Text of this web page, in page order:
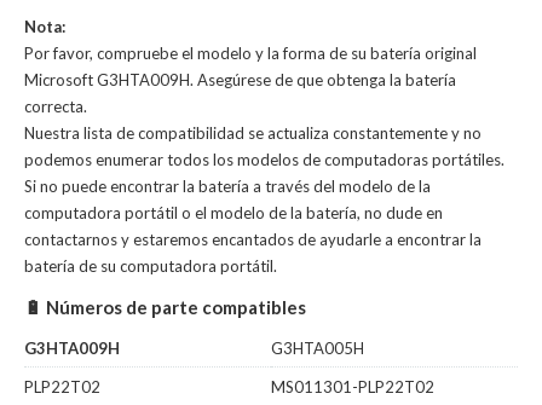
Nota:
Por favor, compruebe el modelo y la forma de su batería original
Microsoft G3HTA009H. Asegúrese de que obtenga la batería
correcta.
Nuestra lista de compatibilidad se actualiza constantemente y no
podemos enumerar todos los modelos de computadoras portátiles.
Si no puede encontrar la batería a través del modelo de la
computadora portátil o el modelo de la batería, no dude en
contactarnos y estaremos encantados de ayudarle a encontrar la
batería de su computadora portátil.
🔋 Números de parte compatibles
G3HTA009H
G3HTA005H
PLP22T02
MS011301-PLP22T02